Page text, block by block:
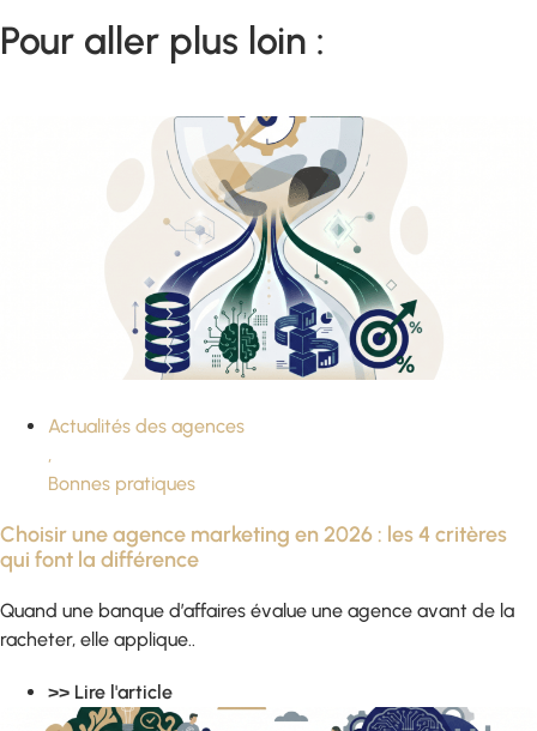
Pour aller plus loin :
Actualités des agences
,
Bonnes pratiques
Choisir une agence marketing en 2026 : les 4 critères
qui font la différence
Quand une banque d’affaires évalue une agence avant de la
racheter, elle applique..
>> Lire l'article